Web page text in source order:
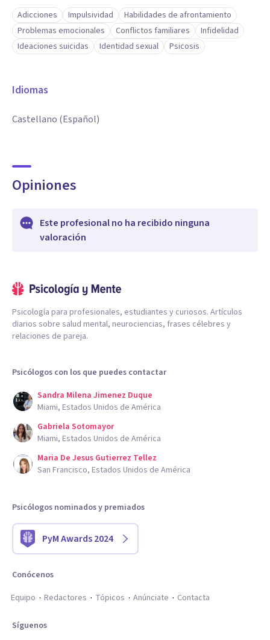
Adicciones Impulsividad
Habilidades de afrontamiento
Problemas emocionales
Conflictos familiares
Infidelidad
Ideaciones suicidas
Identidad sexual Psicosis
Idiomas
Castellano (Español)
Opiniones
Este profesional no ha recibido ninguna
valoración
Psicología para profesionales, estudiantes y curiosos. Artículos
diarios sobre salud mental, neurociencias, frases célebres y
relaciones de pareja.
Psicólogos con los que puedes contactar
Sandra Milena Jimenez Duque
Miami, Estados Unidos de América
Gabriela Sotomayor
Miami, Estados Unidos de América
Maria De Jesus Gutierrez Tellez
San Francisco, Estados Unidos de América
Psicólogos nominados y premiados
PyM Awards 2024
Conócenos
Equipo
Redactores Tópicos Anúnciate Contacta
Síguenos